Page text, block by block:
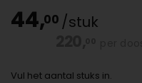
44,00 /stuk
Vul het aantal stuks in.